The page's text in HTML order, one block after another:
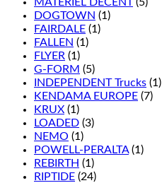
DOGTOWN (1)
FAIRDALE (1)
FALLEN (1)
FLYER (1)
G-FORM (5)
INDEPENDENT Trucks (1)
KENDAMA EUROPE (7)
KRUX (1)
LOADED (3)
NEMO (1)
POWELL-PERALTA (1)
REBIRTH (1)
RIPTIDE (24)